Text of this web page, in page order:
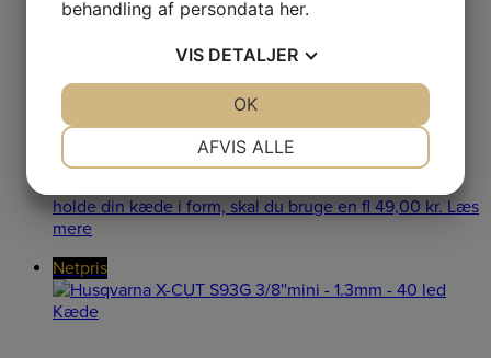
Husqvarna Fladfil 6”
holde din kæde i form, skal du bruge en fl 49,00 kr. Læs
mere
Netpris
behandling af persondata her.
VIS DETALJER
MARKETING STATISTIK
AFVIS ALLE
OK